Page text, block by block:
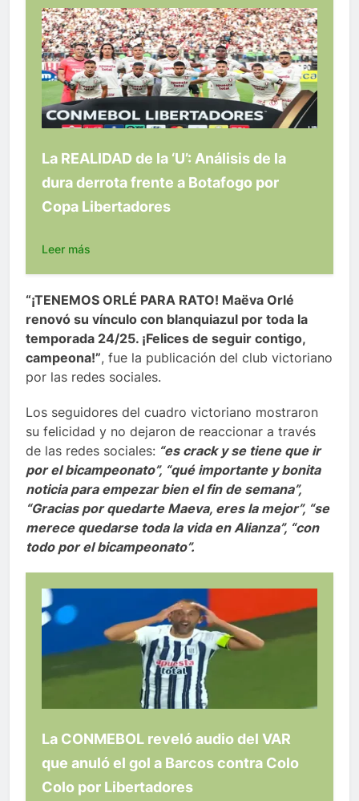
La REALIDAD de la ‘U’: Análisis de la
dura derrota frente a Botafogo por
Copa Libertadores
Leer más
“¡TENEMOS ORLÉ PARA RATO! Maëva Orlé
renovó su vínculo con blanquiazul por toda la
temporada 24/25. ¡Felices de seguir contigo,
campeona!”, fue la publicación del club victoriano
por las redes sociales.
Los seguidores del cuadro victoriano mostraron
su felicidad y no dejaron de reaccionar a través
de las redes sociales: “es crack y se tiene que ir
por el bicampeonato”, “qué importante y bonita
noticia para empezar bien el fin de semana”,
“Gracias por quedarte Maeva, eres la mejor”, “se
merece quedarse toda la vida en Alianza”, “con
todo por el bicampeonato”.
La CONMEBOL reveló audio del VAR
que anuló el gol a Barcos contra Colo
Colo por Libertadores